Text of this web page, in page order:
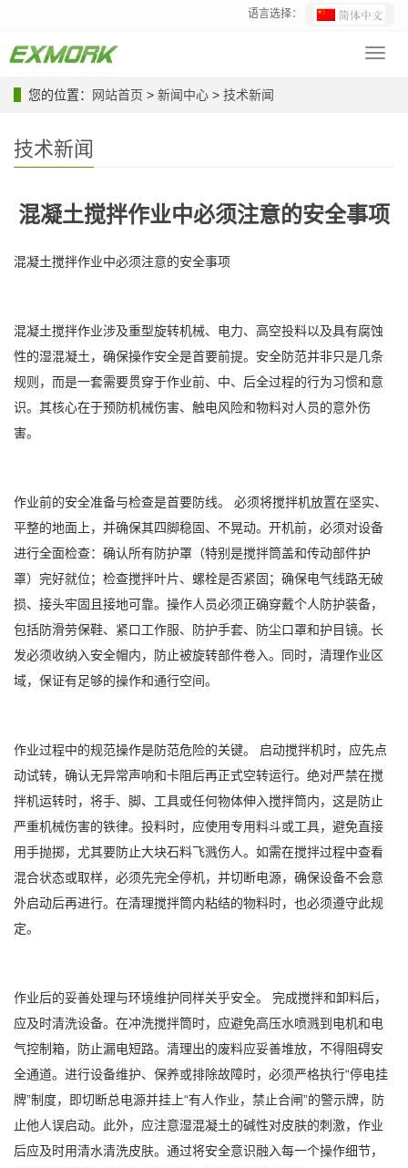
语言选择：
您的位置：
网站首页 > 新闻中心 > 技术新闻
技术新闻
混凝土搅拌作业中必须注意的安全事项
混凝土搅拌作业中必须注意的安全事项
混凝土搅拌作业涉及重型旋转机械、电力、高空投料以及具有腐蚀
性的湿混凝土，确保操作安全是首要前提。安全防范并非只是几条
规则，而是一套需要贯穿于作业前、中、后全过程的行为习惯和意
识。其核心在于预防机械伤害、触电风险和物料对人员的意外伤
害。
作业前的安全准备与检查是首要防线。 必须将搅拌机放置在坚实、
平整的地面上，并确保其四脚稳固、不晃动。开机前，必须对设备
进行全面检查：确认所有防护罩（特别是搅拌筒盖和传动部件护
罩）完好就位；检查搅拌叶片、螺栓是否紧固；确保电气线路无破
损、接头牢固且接地可靠。操作人员必须正确穿戴个人防护装备，
包括防滑劳保鞋、紧口工作服、防护手套、防尘口罩和护目镜。长
发必须收纳入安全帽内，防止被旋转部件卷入。同时，清理作业区
域，保证有足够的操作和通行空间。
作业过程中的规范操作是防范危险的关键。 启动搅拌机时，应先点
动试转，确认无异常声响和卡阻后再正式空转运行。绝对严禁在搅
拌机运转时，将手、脚、工具或任何物体伸入搅拌筒内，这是防止
严重机械伤害的铁律。投料时，应使用专用料斗或工具，避免直接
用手抛掷，尤其要防止大块石料飞溅伤人。如需在搅拌过程中查看
混合状态或取样，必须先完全停机，并切断电源，确保设备不会意
外启动后再进行。在清理搅拌筒内粘结的物料时，也必须遵守此规
定。
作业后的妥善处理与环境维护同样关乎安全。 完成搅拌和卸料后，
应及时清洗设备。在冲洗搅拌筒时，应避免高压水喷溅到电机和电
气控制箱，防止漏电短路。清理出的废料应妥善堆放，不得阻碍安
全通道。进行设备维护、保养或排除故障时，必须严格执行“停电挂
牌”制度，即切断总电源并挂上“有人作业，禁止合闸”的警示牌，防
止他人误启动。此外，应注意湿混凝土的碱性对皮肤的刺激，作业
后应及时用清水清洗皮肤。通过将安全意识融入每一个操作细节，